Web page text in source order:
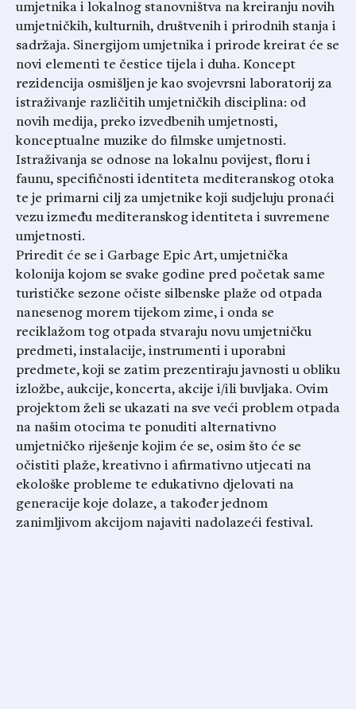
umjetnika i lokalnog stanovništva na kreiranju novih
umjetničkih, kulturnih, društvenih i prirodnih stanja i
sadržaja. Sinergijom umjetnika i prirode kreirat će se
novi elementi te čestice tijela i duha. Koncept
rezidencija osmišljen je kao svojevrsni laboratorij za
istraživanje različitih umjetničkih disciplina: od
novih medija, preko izvedbenih umjetnosti,
konceptualne muzike do filmske umjetnosti.
Istraživanja se odnose na lokalnu povijest, floru i
faunu, specifičnosti identiteta mediteranskog otoka
te je primarni cilj za umjetnike koji sudjeluju pronaći
vezu između mediteranskog identiteta i suvremene
umjetnosti.
Priredit će se i Garbage Epic Art, umjetnička
kolonija kojom se svake godine pred početak same
turističke sezone očiste silbenske plaže od otpada
nanesenog morem tijekom zime, i onda se
reciklažom tog otpada stvaraju novu umjetničku
predmeti, instalacije, instrumenti i uporabni
predmete, koji se zatim prezentiraju javnosti u obliku
izložbe, aukcije, koncerta, akcije i/ili buvljaka. Ovim
projektom želi se ukazati na sve veći problem otpada
na našim otocima te ponuditi alternativno
umjetničko riješenje kojim će se, osim što će se
očistiti plaže, kreativno i afirmativno utjecati na
ekološke probleme te edukativno djelovati na
generacije koje dolaze, a također jednom
zanimljivom akcijom najaviti nadolazeći festival.